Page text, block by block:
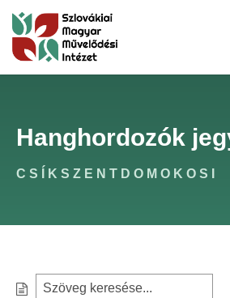
Hanghordozók
CSÍKSZENTDOMOKOSI